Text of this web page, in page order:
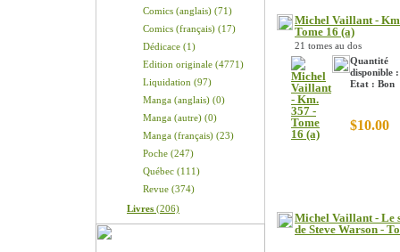
Comics (anglais) (71)
Comics (français) (17)
Dédicace (1)
Edition originale (4771)
Liquidation (97)
Manga (anglais) (0)
Manga (autre) (0)
Manga (français) (23)
Poche (247)
Québec (111)
Revue (374)
Livres (206)
Michel Vaillant -
Tome 16 (a)
21 tomes au dos
Quantité
disponible
Etat : Bon
$10.00
Michel Vaillant - Le
de Steve Warson -